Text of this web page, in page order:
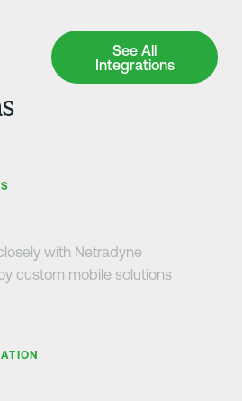
See All
Integrations
See All Integrations
with Netradyne
custom mobile solutions